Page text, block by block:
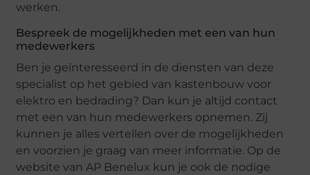
werken.
Bespreek de mogelijkheden met een van hun
medewerkers
Ben je geïnteresseerd in de diensten van deze
specialist op het gebied van kastenbouw voor
elektro en bedrading? Dan kun je altijd contact
met een van hun medewerkers opnemen. Zij
kunnen je alles vertellen over de mogelijkheden
en voorzien je graag van meer informatie. Op de
website van AP Benelux kun je ook de nodige